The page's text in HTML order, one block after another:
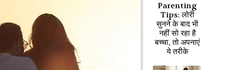
Parenting
Tips: लोरी
सुनने के बाद भी
नहीं सो रहा है
बच्चा, तो अपनाएं
ये तरीके